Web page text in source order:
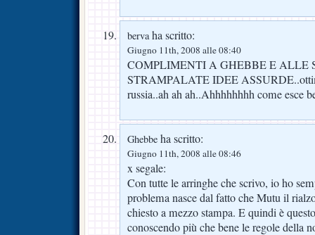
bervaha scritto:
Giugno 11th, 2008 alle 08:40
COMPLIMENTI A GHEBBE E ALLE
STRAMPALATE IDEE
russia..ah ah ah..Ahhhhhhhh come esce
Ghebbe ha scritto:
Giugno 11th, 2008 alle 08:46
x segale:
Con tutte le arringhe che scrivo, io ho
problema nasce dal fatto che Mutu il
chiesto a mezzo stampa. E quindi è
conoscendo più che bene le regole della